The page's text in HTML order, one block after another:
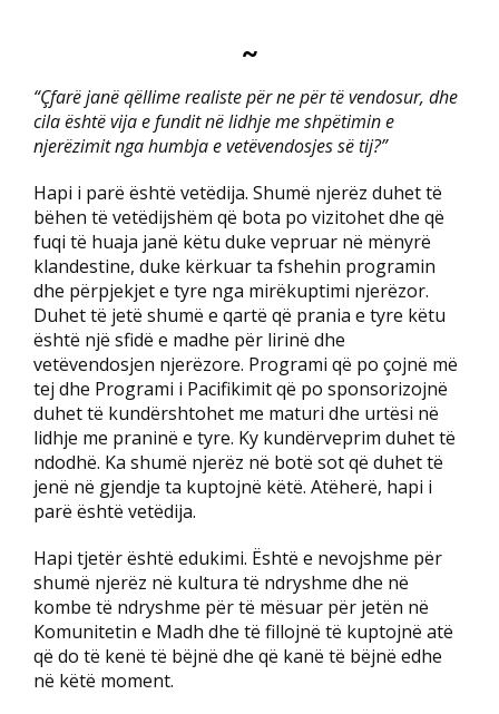
~
“Çfarë janë qëllime realiste për ne për të vendosur, dhe
cila është vija e fundit në lidhje me shpëtimin e
njerëzimit nga humbja e vetëvendosjes së tij?”
Hapi i parë është vetëdija. Shumë njerëz duhet të
bëhen të vetëdijshëm që bota po vizitohet dhe që
fuqi të huaja janë këtu duke vepruar në mënyrë
klandestine, duke kërkuar ta fshehin programin
dhe përpjekjet e tyre nga mirëkuptimi njerëzor.
Duhet të jetë shumë e qartë që prania e tyre këtu
është një sfidë e madhe për lirinë dhe
vetëvendosjen njerëzore. Programi që po çojnë më
tej dhe Programi i Pacifikimit që po sponsorizojnë
duhet të kundërshtohet me maturi dhe urtësi në
lidhje me praninë e tyre. Ky kundërveprim duhet të
ndodhë. Ka shumë njerëz në botë sot që duhet të
jenë në gjendje ta kuptojnë këtë. Atëherë, hapi i
parë është vetëdija.
Hapi tjetër është edukimi. Është e nevojshme për
shumë njerëz në kultura të ndryshme dhe në
kombe të ndryshme për të mësuar për jetën në
Komunitetin e Madh dhe të fillojnë të kuptojnë atë
që do të kenë të bëjnë dhe që kanë të bëjnë edhe
në këtë moment.